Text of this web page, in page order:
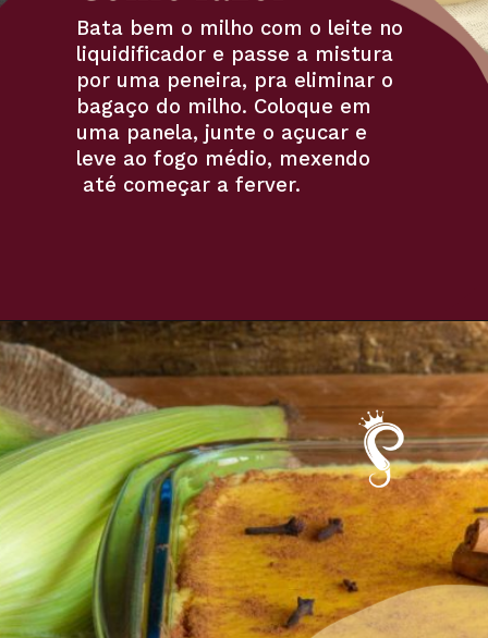
Bata bem o milho com o leite no
liquidificador e passe a mistura
por uma peneira, pra eliminar o
bagaço do milho. Coloque em
uma panela, junte o açucar e
leve ao fogo médio, mexendo
até começar a ferver.